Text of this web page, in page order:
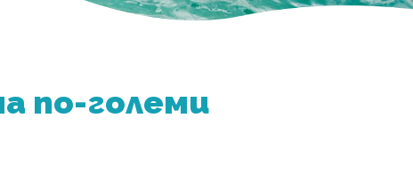
по-големи